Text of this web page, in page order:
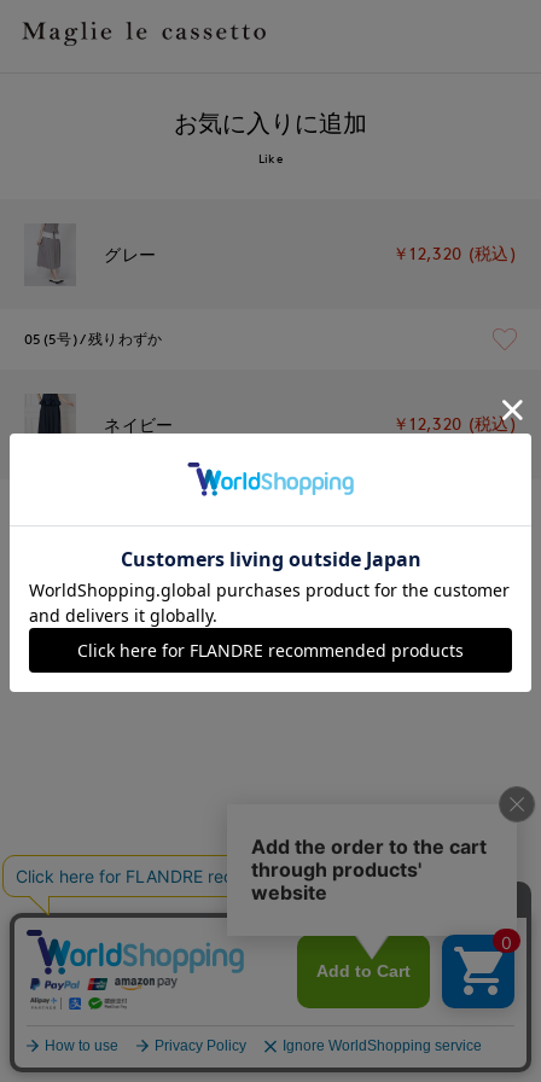
お気に入りに追加
Like
グレー ￥12,320 (税込)
05(5号) 残りわずか
ネイビー ￥12,320 (税込)
残り1点